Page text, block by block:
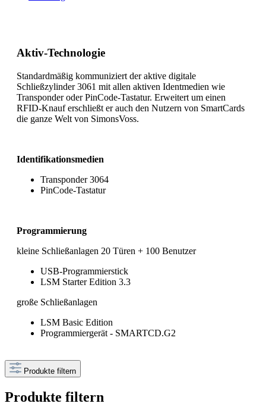
Aktiv-Technologie
Standardmäßig kommuniziert der aktive digitale
Schließzylinder 3061 mit allen aktiven Identmedien wie
Transponder oder PinCode-Tastatur. Erweitert um einen
RFID-Knauf erschließt er auch den Nutzern von SmartCards
die ganze Welt von SimonsVoss.
Identifikationsmedien
Transponder 3064
PinCode-Tastatur
Programmierung
kleine Schließanlagen 20 Türen + 100 Benutzer
USB-Programmierstick
LSM Starter Edition 3.3
große Schließanlagen
LSM Basic Edition
Programmiergerät - SMARTCD.G2
Produkte filtern
Produkte filtern